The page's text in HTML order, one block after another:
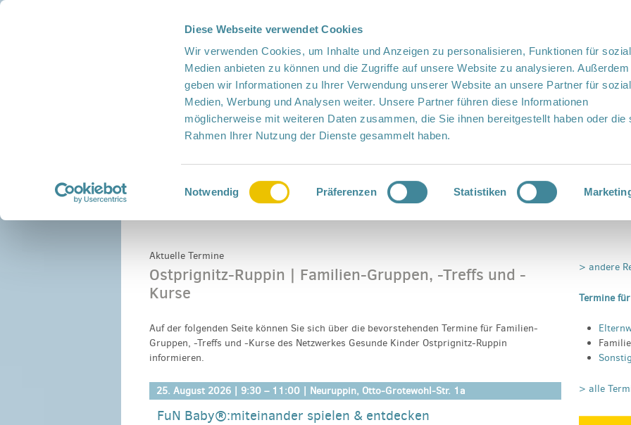
Diese Webseite verwendet Cookies
Wir verwenden Cookies, um Inhalte und Anzeigen zu personalisieren, Funktionen für
Medien anbieten zu können und die Zugriffe auf unsere Website zu analysieren. Außerdem
geben wir Informationen zu Ihrer Verwendung unserer Website an unsere Partner für
Medien, Werbung und Analysen weiter. Unsere Partner führen diese Informationen
möglicherweise mit weiteren Daten zusammen, die Sie ihnen bereitgestellt haben oder die
Rahmen Ihrer Nutzung der Dienste gesammelt haben.
Einwilligungsauswahl
Notwendig Präferenzen Statistiken
s
Intern Netzwerk-Kompass Leichte Sprache Languages
Termine ›Ostprignitz-Ruppin Familien-Gruppen, -Treffs und -Kurse
Aktuelle Termine
Ostprignitz-Ruppin | Familien-Gruppen, -Treffs und -
Kurse
Auf der folgenden Seite können Sie sich über die bevorstehenden Termine für Familien-
Gruppen, -Treffs und -Kurse des Netzwerkes Gesunde Kinder Ostprignitz-Ruppin
informieren.
25. August 2026 | 9:30 – 11:00 | Neuruppin, Otto-Grotewohl-Str. 1a
FuN Baby®:miteinander spielen & entdecken
> andere
Termine
> alle